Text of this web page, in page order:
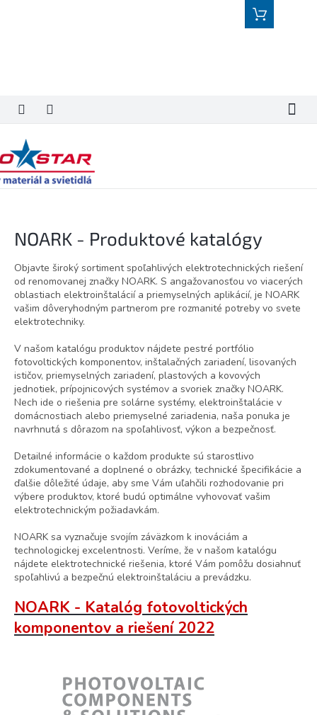
Nákupný
košík
NOARK - Produktové katalógy
Objavte široký sortiment spoľahlivých elektrotechnických riešení
od renomovanej značky NOARK. S angažovanosťou vo viacerých
oblastiach elektroinštalácií a priemyselných aplikácií, je NOARK
vašim dôveryhodným partnerom pre rozmanité potreby vo svete
elektrotechniky.
V našom katalógu produktov nájdete pestré portfólio
fotovoltických komponentov, inštalačných zariadení, lisovaných
ističov, priemyselných zariadení, plastových a kovových
jednotiek, prípojnicových systémov a svoriek značky NOARK.
Nech ide o riešenia pre solárne systémy, elektroinštalácie v
domácnostiach alebo priemyselné zariadenia, naša ponuka je
navrhnutá s dôrazom na spoľahlivosť, výkon a bezpečnosť.
Detailné informácie o každom produkte sú starostlivo
zdokumentované a doplnené o obrázky, technické špecifikácie a
ďalšie dôležité údaje, aby sme Vám uľahčili rozhodovanie pri
výbere produktov, ktoré budú optimálne vyhovovať vašim
elektrotechnickým požiadavkám.
NOARK sa vyznačuje svojím záväzkom k inováciám a
technologickej excelentnosti. Veríme, že v našom katalógu
nájdete elektrotechnické riešenia, ktoré Vám pomôžu dosiahnuť
spoľahlivú a bezpečnú elektroinštaláciu a prevádzku.
NOARK - Katalóg fotovoltických
komponentov a riešení 2022